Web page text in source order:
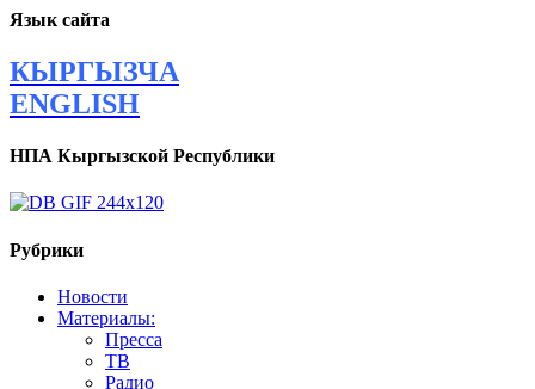
Язык сайта
КЫРГЫЗЧА
ENGLISH
НПА Кыргызской Республики
Рубрики
Новости
Материалы:
Пресса
ТВ
Радио